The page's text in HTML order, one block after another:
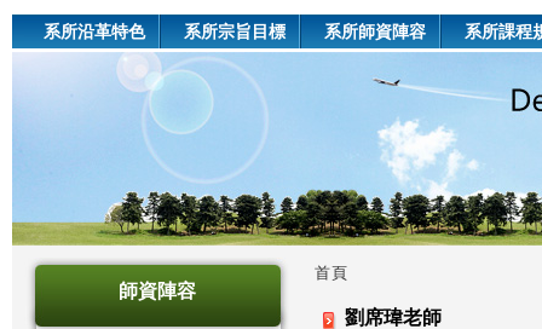
系所沿革特色 系所宗旨目標 系所師資陣容 系所課程
師資陣容
您
首頁
劉席瑋老師